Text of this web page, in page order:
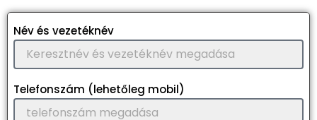
Név és vezetéknév
Telefonszám (lehetőleg mobil)